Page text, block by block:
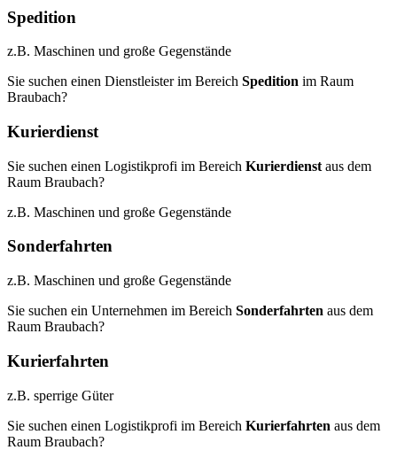
Spedition
z.B. Maschinen und große Gegenstände
Sie suchen einen Dienstleister im Bereich Spedition im Raum
Braubach?
Kurierdienst
Sie suchen einen Logistikprofi im Bereich Kurierdienst aus dem
Raum Braubach?
z.B. Maschinen und große Gegenstände
Sonderfahrten
z.B. Maschinen und große Gegenstände
Sie suchen ein Unternehmen im Bereich Sonderfahrten aus dem
Raum Braubach?
Kurierfahrten
z.B. sperrige Güter
Sie suchen einen Logistikprofi im Bereich Kurierfahrten aus dem
Raum Braubach?